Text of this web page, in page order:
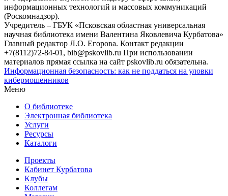
информационных технологий и массовых коммуникаций
(Роскомнадзор).
Учредитель – ГБУК «Псковская областная универсальная
научная библиотека имени Валентина Яковлевича Курбатова»
Главный редактор Л.О. Егорова. Контакт редакции
+7(8112)72-84-01, bib@pskovlib.ru При использовании
материалов прямая ссылка на сайт pskovlib.ru обязательна.
Информационная безопасность: как не поддаться на уловки
кибермошенников
Меню
О библиотеке
Электронная библиотека
Услуги
Ресурсы
Каталоги
Проекты
Кабинет Курбатова
Клубы
Коллегам